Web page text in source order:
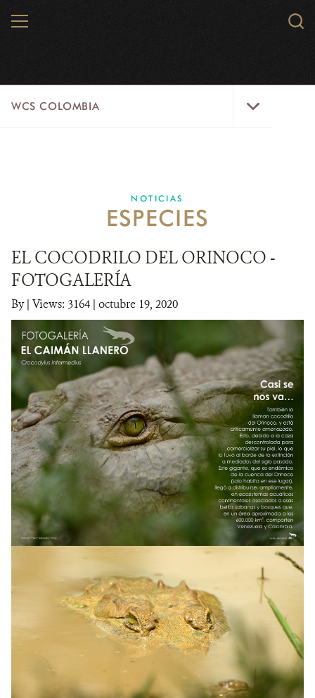
MENU
WCS COLOMBIA
EJES ESTRATÉGICOS
LÍNEAS DE ACCIÓN
MICROSITIOS
WCS VISUAL
PUBLICACIONES
ALIADOS Y ALIANZAS
COBERTURA EN MEDIOS DE COMUNICACIÓN
INFORME ANUAL WCS
MECANISMO DE ATENCIÓN DE QUEJAS Y RECLAMOS
DONA
NOTICIAS
ESPECIES
EL COCODRILO DEL ORINOCO -
FOTOGALERÍA
By| Views: 3164 | octubre 19, 2020